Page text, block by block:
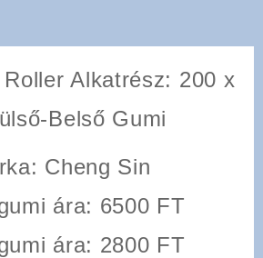
Alkatrész: 200 x
Belső Gumi
Cheng Sin
ára: 6500 FT
ára: 2800 FT